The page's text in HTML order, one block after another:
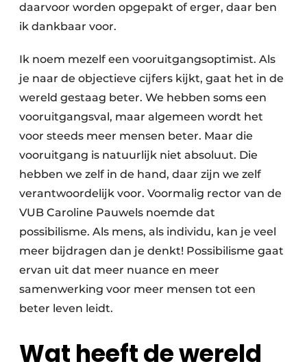
daarvoor worden opgepakt of erger, daar ben
ik dankbaar voor.
Ik noem mezelf een vooruitgangsoptimist. Als
je naar de objectieve cijfers kijkt, gaat het in de
wereld gestaag beter. We hebben soms een
vooruitgangsval, maar algemeen wordt het
voor steeds meer mensen beter. Maar die
vooruitgang is natuurlijk niet absoluut. Die
hebben we zelf in de hand, daar zijn we zelf
verantwoordelijk voor. Voormalig rector van de
VUB Caroline Pauwels noemde dat
possibilisme. Als mens, als individu, kan je veel
meer bijdragen dan je denkt! Possibilisme gaat
ervan uit dat meer nuance en meer
samenwerking voor meer mensen tot een
beter leven leidt.
Wat heeft de wereld